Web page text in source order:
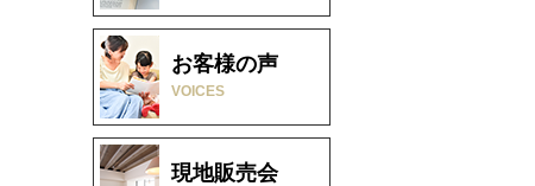
お客様の声
VOICES
現地販売会